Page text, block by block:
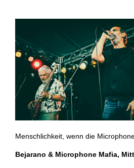
Menschlichkeit, wenn die
Bejarano & Microphone Mafia,